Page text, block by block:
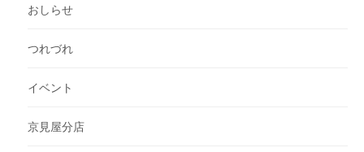
おしらせ
つれづれ
イベント
京見屋分店